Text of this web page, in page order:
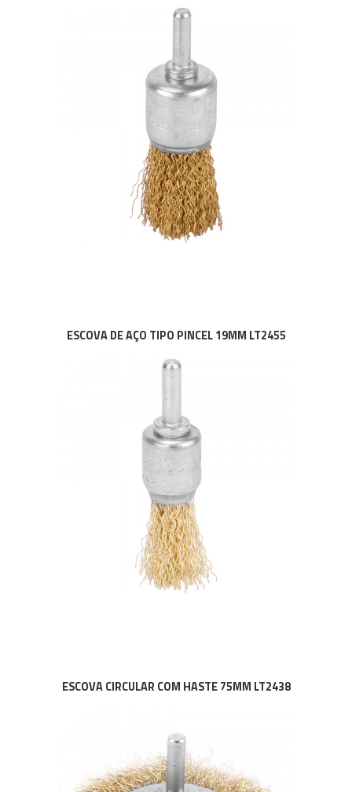
ESCOVA DE AÇO TIPO PINCEL 19MM LT2455
ESCOVA CIRCULAR COM HASTE 75MM LT2438